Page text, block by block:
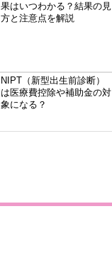
果はいつわかる？結果の見
方と注意点を解説
NIPT（新型出生前診断）
は医療費控除や補助金の対
象になる？